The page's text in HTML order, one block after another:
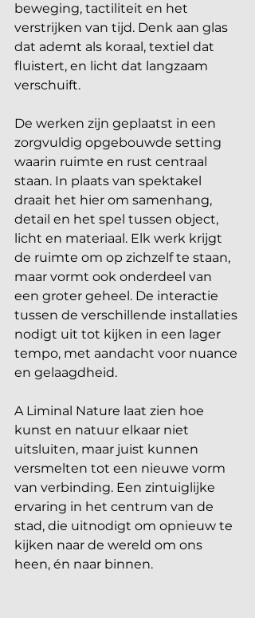
beweging, tactiliteit en het
verstrijken van tijd. Denk aan glas
dat ademt als koraal, textiel dat
fluistert, en licht dat langzaam
verschuift.
De werken zijn geplaatst in een
zorgvuldig opgebouwde setting
waarin ruimte en rust centraal
staan. In plaats van spektakel
draait het hier om samenhang,
detail en het spel tussen object,
licht en materiaal. Elk werk krijgt
de ruimte om op zichzelf te staan,
maar vormt ook onderdeel van
een groter geheel. De interactie
tussen de verschillende installaties
nodigt uit tot kijken in een lager
tempo, met aandacht voor nuance
en gelaagdheid.
A Liminal Nature laat zien hoe
kunst en natuur elkaar niet
uitsluiten, maar juist kunnen
versmelten tot een nieuwe vorm
van verbinding. Een zintuiglijke
ervaring in het centrum van de
stad, die uitnodigt om opnieuw te
kijken naar de wereld om ons
heen, én naar binnen.